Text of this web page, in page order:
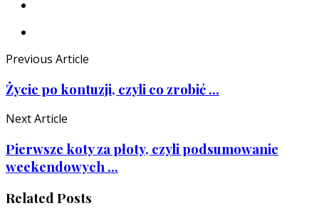
Previous Article
Życie po kontuzji, czyli co zrobić ...
Next Article
Pierwsze koty za płoty, czyli podsumowanie
weekendowych ...
Related Posts